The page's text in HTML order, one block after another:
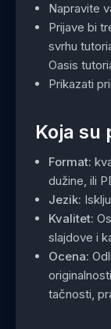
Napravite
Prijave bi
svrhu
Oasis
Prikazati
Koja su
Format:
dužine, ili
Jezik:
Kvalitet:
slajdove i
Ocena:
tačnosti,